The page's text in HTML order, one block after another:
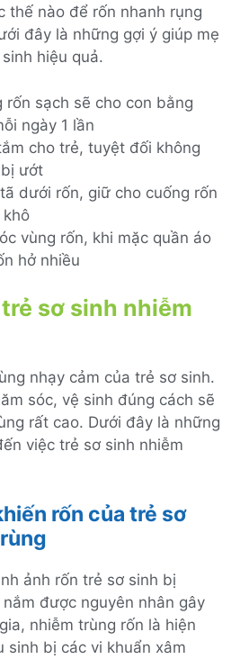
thế nào để rốn nhanh rụng
đây là những gợi ý giúp mẹ
hiệu quả.
rốn sạch sẽ cho con bằng
ngày 1 lần
cho trẻ, tuyệt đối không
ướt
dưới rốn, giữ cho cuống rốn
khô
vùng rốn, khi mặc quần áo
hở nhiều
sơ sinh nhiễm
nhạy cảm của trẻ sơ sinh.
sóc, vệ sinh đúng cách sẽ
rất cao. Dưới đây là những
việc trẻ sơ sinh nhiễm
rốn của trẻ sơ
ảnh rốn trẻ sơ sinh bị
được nguyên nhân gây
nhiễm trùng rốn là hiện
sinh bị các vi khuẩn xâm